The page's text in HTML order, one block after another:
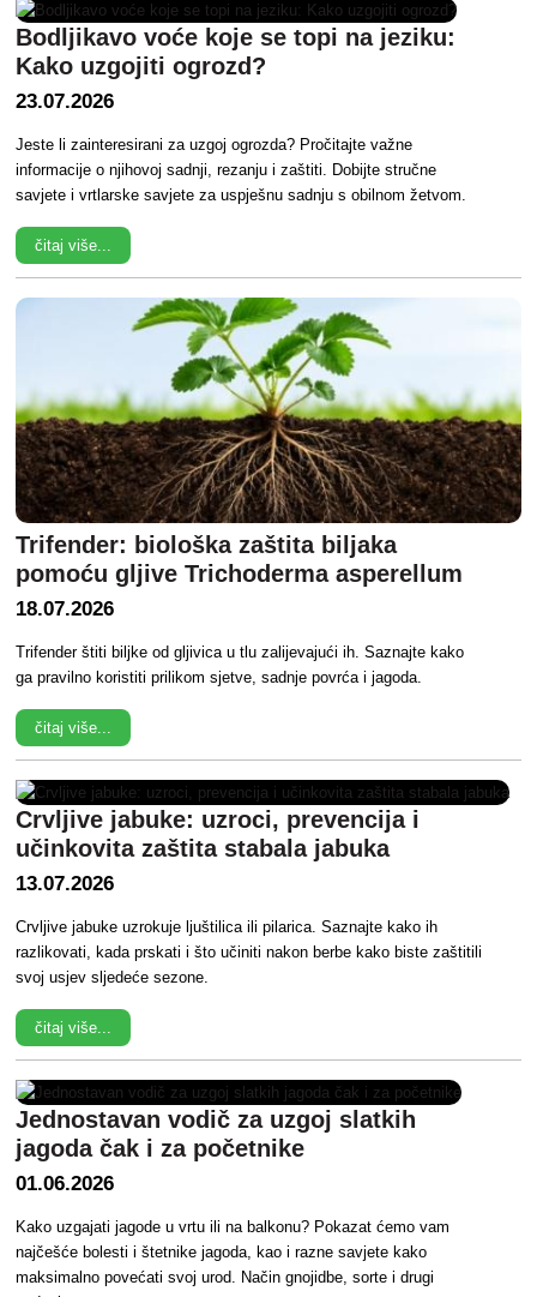
Bodljikavo voće koje se topi na jeziku:
Kako uzgojiti ogrozd?
23.07.2026
Jeste li zainteresirani za uzgoj ogrozda? Pročitajte važne
informacije o njihovoj sadnji, rezanju i zaštiti. Dobijte stručne
savjete i vrtlarske savjete za uspješnu sadnju s obilnom žetvom.
čitaj više...
Trifender: biološka zaštita biljaka
pomoću gljive Trichoderma asperellum
18.07.2026
Trifender štiti biljke od gljivica u tlu zalijevajući ih. Saznajte kako
ga pravilno koristiti prilikom sjetve, sadnje povrća i jagoda.
čitaj više...
Crvljive jabuke: uzroci, prevencija i
učinkovita zaštita stabala jabuka
13.07.2026
Crvljive jabuke uzrokuje ljuštilica ili pilarica. Saznajte kako ih
razlikovati, kada prskati i što učiniti nakon berbe kako biste zaštitili
svoj usjev sljedeće sezone.
čitaj više...
Jednostavan vodič za uzgoj slatkih
jagoda čak i za početnike
01.06.2026
Kako uzgajati jagode u vrtu ili na balkonu? Pokazat ćemo vam
najčešće bolesti i štetnike jagoda, kao i razne savjete kako
maksimalno povećati svoj urod. Način gnojidbe, sorte i drugi